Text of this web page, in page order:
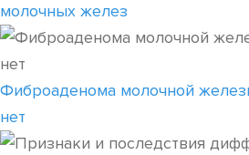
молочных желез
Фиброаденома молочной
нет